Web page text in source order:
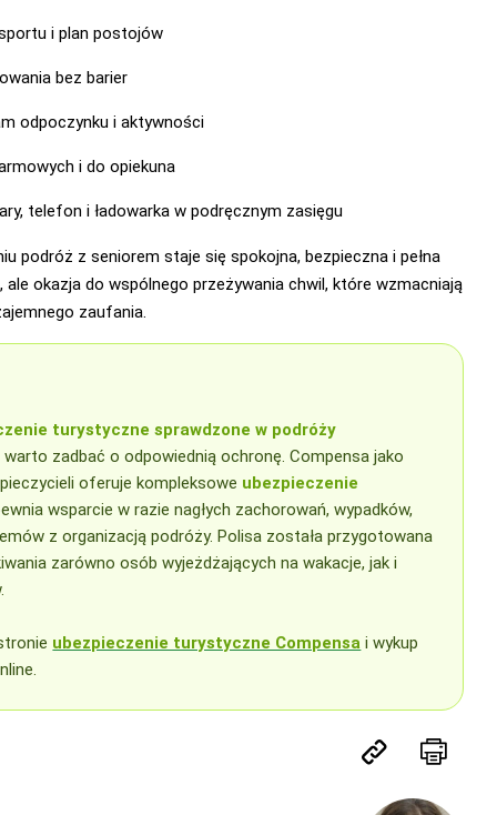
i plan postojów
bez barier
odpoczynku i aktywności
i do opiekuna
telefon i ładowarka w podręcznym zasięgu
podróż z seniorem staje się spokojna, bezpieczna i pełna
ale okazja do wspólnego przeżywania chwil, które wzmacniają
zaufania.
turystyczne sprawdzone w podróży
warto zadbać o odpowiednią ochronę. Compensa jako
oferuje kompleksowe ubezpieczenie
wsparcie w razie nagłych zachorowań, wypadków,
z organizacją podróży. Polisa została przygotowana
zarówno osób wyjeżdżających na wakacje, jak i
ubezpieczenie turystyczne Compensa i wykup